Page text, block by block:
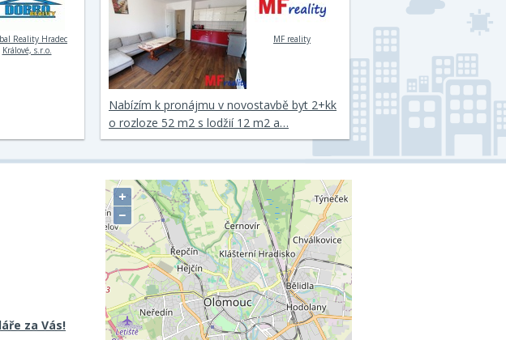
Reality Hradec
Králové, s.r.o.
MF reality
Nabízím k pronájmu v novostavbě byt 2+kk
o rozloze 52 m2 s lodžií 12 m2 a…
za Vás!
+
−